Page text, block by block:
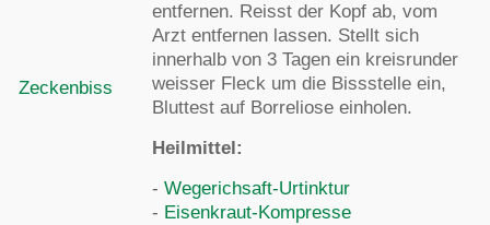
Zeckenbiss
entfernen. Reisst der Kopf ab, vom
Arzt entfernen lassen. Stellt sich
innerhalb von 3 Tagen ein kreisrunder
weisser Fleck um die Bissstelle ein,
Bluttest auf Borreliose einholen.
Heilmittel:
- Wegerichsaft-Urtinktur
- Eisenkraut-Kompresse